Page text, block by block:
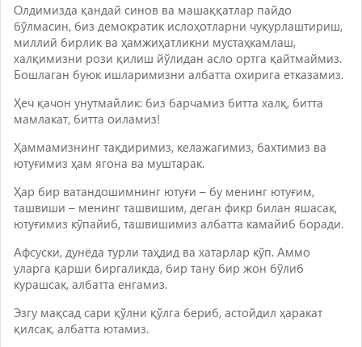
Олдимизда қандай синов ва машаққатлар пайдо
бўлмасин, биз демократик ислоҳотларни чуқурлаштириш,
миллий бирлик ва ҳамжиҳатликни мустаҳкамлаш,
халқимизни рози қилиш йўлидан асло ортга қайтмаймиз.
Бошлаган буюк ишларимизни албатта охирига етказамиз.
Ҳеч қачон унутмайлик: биз барчамиз битта халқ, битта
мамлакат, битта оиламиз!
Ҳаммамизнинг тақдиримиз, келажагимиз, бахтимиз ва
ютуғимиз ҳам ягона ва муштарак.
Ҳар бир ватандошимнинг ютуғи – бу менинг ютуғим,
ташвиши – менинг ташвишим, деган фикр билан яшасак,
ютуғимиз кўпайиб, ташвишимиз албатта камайиб боради.
Афсуски, дунёда турли таҳдид ва хатарлар кўп. Аммо
уларга қарши биргаликда, бир тану бир жон бўлиб
курашсак, албатта енгамиз.
Эзгу мақсад сари қўлни қўлга бериб, астойдил ҳаракат
қилсак, албатта ютамиз.